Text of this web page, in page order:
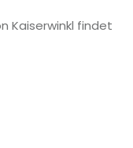
Kaiserwinkl findet